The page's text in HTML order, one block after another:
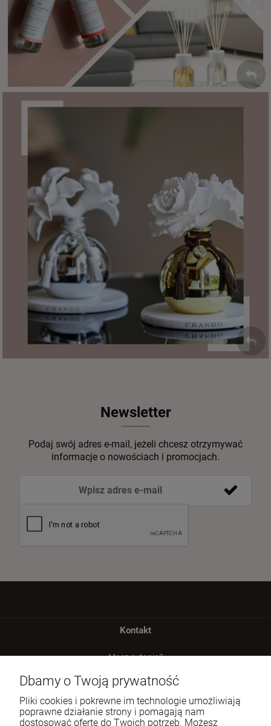
Newsletter
Podaj swój adres e-mail, jeżeli chcesz otrzymywać
informacje o nowościach i promocjach.
Kontakt
Masz pytania?
E-mail: zamowienia@homeperfume.pl
Dbamy o Twoją prywatność
Pliki cookies i pokrewne im technologie umożliwiają
poprawne działanie strony i pomagają nam
dostosować ofertę do Twoich potrzeb. Możesz